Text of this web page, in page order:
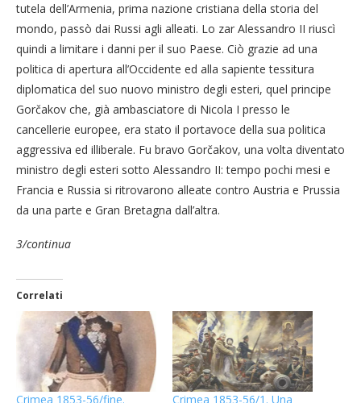
tutela dell’Armenia, prima nazione cristiana della storia del
mondo, passò dai Russi agli alleati. Lo zar Alessandro II riuscì
quindi a limitare i danni per il suo Paese. Ciò grazie ad una
politica di apertura all’Occidente ed alla sapiente tessitura
diplomatica del suo nuovo ministro degli esteri, quel principe
Gorčakov che, già ambasciatore di Nicola I presso le
cancellerie europee, era stato il portavoce della sua politica
aggressiva ed illiberale. Fu bravo Gorčakov, una volta diventato
ministro degli esteri sotto Alessandro II: tempo pochi mesi e
Francia e Russia si ritrovarono alleate contro Austria e Prussia
da una parte e Gran Bretagna dall’altra.
3/continua
Correlati
Crimea 1853-56/fine. Crimea 1853-56/1. Una